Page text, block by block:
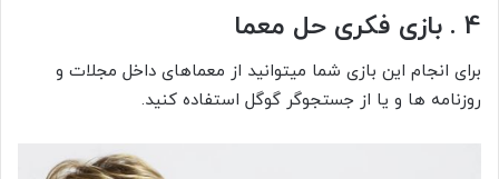
4 . بازی فکری حل معما
برای انجام این بازی شما میتوانید از معماهای داخل مجلات و
روزنامه ها و یا از جستجوگر گوگل استفاده کنید.